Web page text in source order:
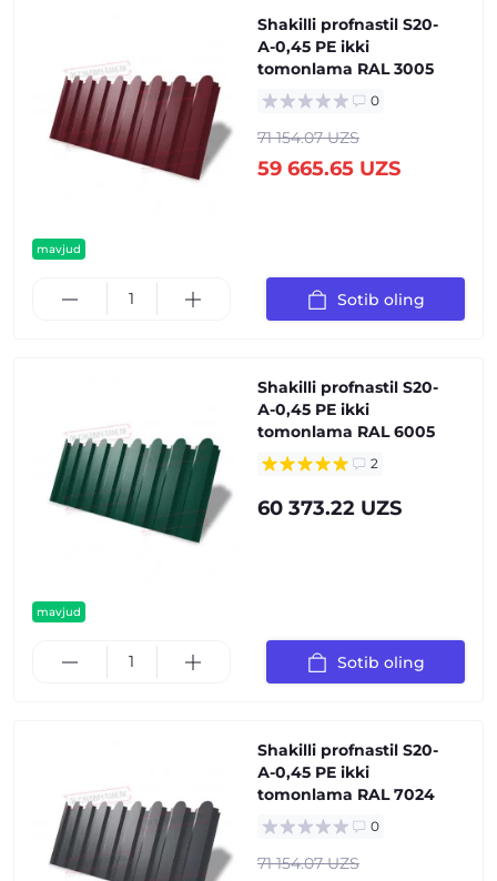
mavjud
Shakilli profnastil S20-
А-0,45 PE ikki
tomonlama RAL 3005
0
71 154.07 UZS
59 665.65 UZS
Sotib oling
mavjud
Shakilli profnastil S20-
А-0,45 PE ikki
tomonlama RAL 6005
2
60 373.22 UZS
Sotib oling
Shakilli profnastil S20-
А-0,45 PE ikki
tomonlama RAL 7024
0
71 154.07 UZS